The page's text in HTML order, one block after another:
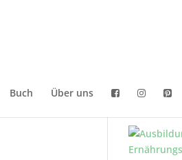
Buch Über uns